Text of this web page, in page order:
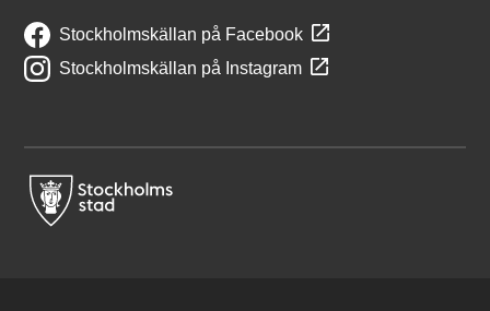
Stockholmskällan på Facebook
Stockholmskällan på Instagram